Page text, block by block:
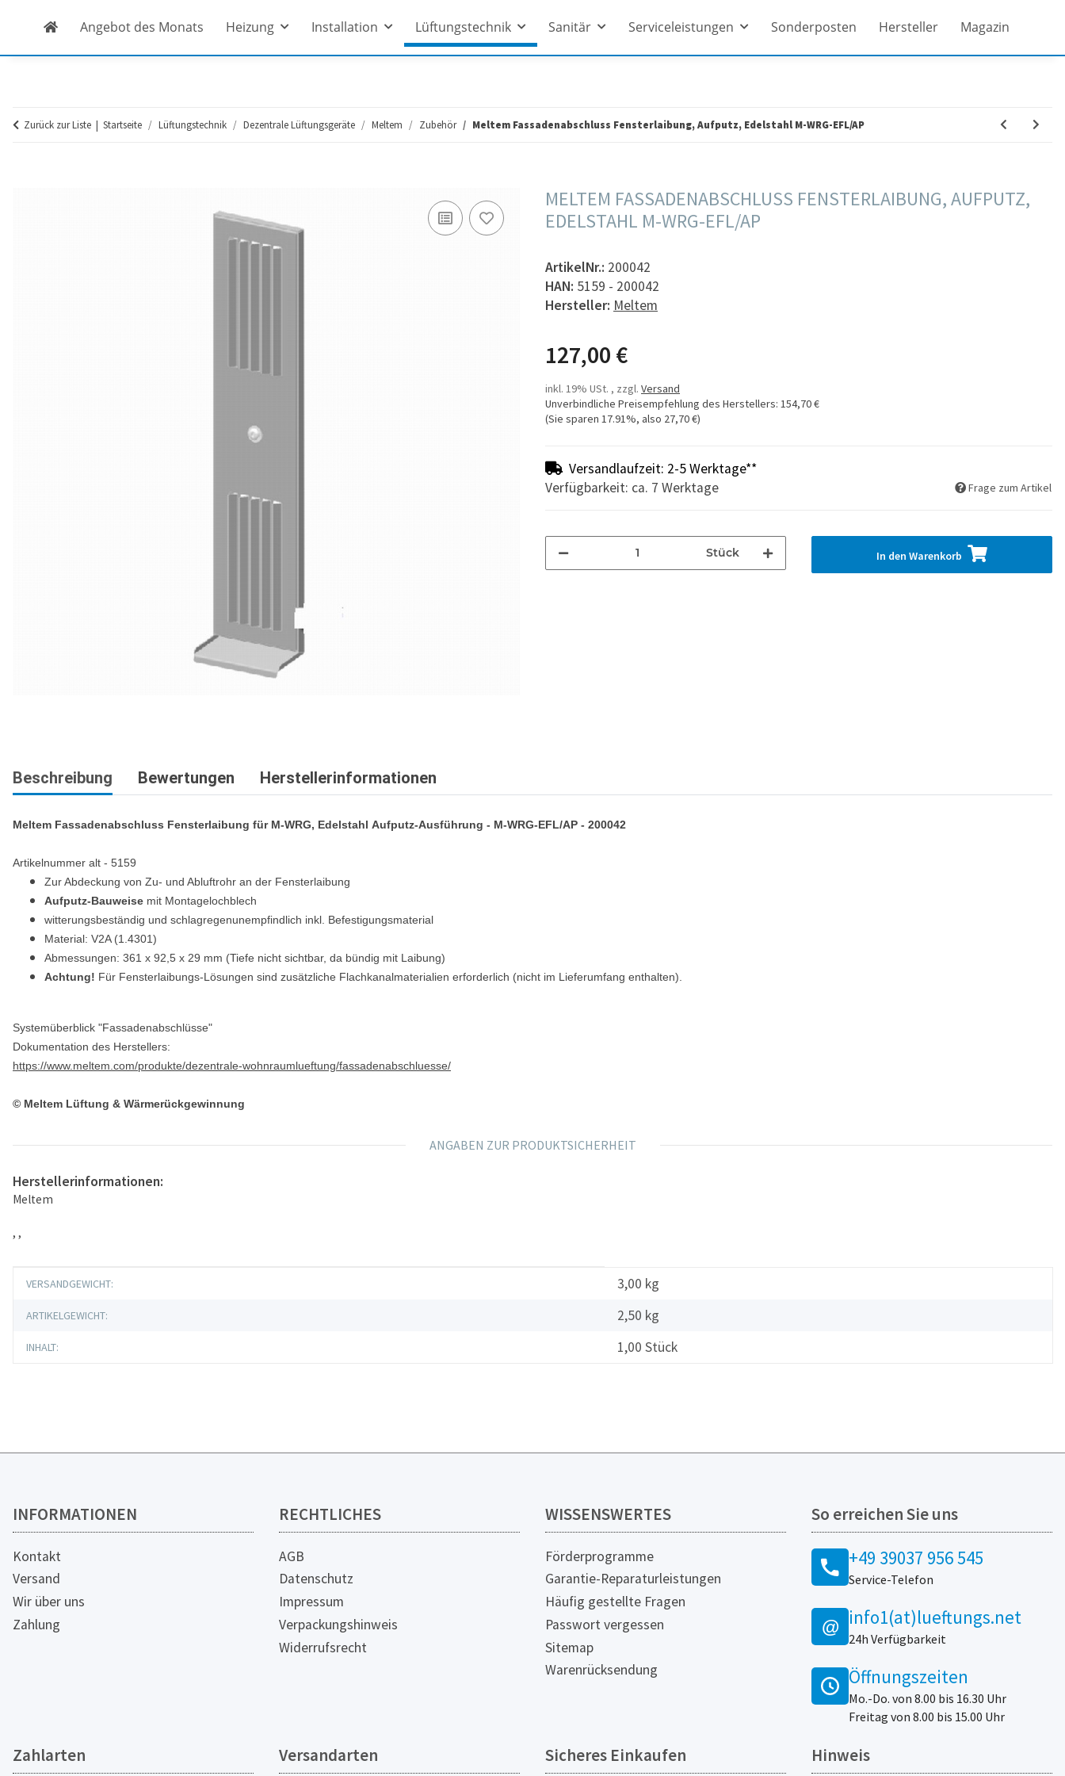
Angebot des Monats Heizung Installation Lüftungstechnik Sanitär Serviceleistungen Sonderposten Hersteller Magazin
Zurück zur Liste Startseite Lüftungstechnik Dezentrale Lüftungsgeräte Meltem Zubehör Meltem Fassadenabschluss Fensterlaibung, Aufputz, Edelstahl M-WRG-EFL/AP
MELTEM FASSADENABSCHLUSS FENSTERLAIBUNG, AUFPUTZ,
EDELSTAHL M-WRG-EFL/AP
ArtikelNr.: 200042
HAN: 5159 - 200042
Hersteller: Meltem
127,00 €
inkl. 19% USt. , zzgl. Versand
Unverbindliche Preisempfehlung des Herstellers: 154,70 €
(Sie sparen 17.91%, also 27,70 €)
Versandlaufzeit: 2-5 Werktage**
Verfügbarkeit: ca. 7 Werktage
Frage zum Artikel
Stück In den Warenkorb
Beschreibung Bewertungen Herstellerinformationen
Meltem Fassadenabschluss Fensterlaibung für M-WRG, Edelstahl Aufputz-Ausführung - M-WRG-EFL/AP - 200042
Artikelnummer alt - 5159
Zur Abdeckung von Zu- und Abluftrohr an der Fensterlaibung
Aufputz-Bauweise mit Montagelochblech
witterungsbeständig und schlagregenunempfindlich inkl. Befestigungsmaterial
Material: V2A (1.4301)
Abmessungen: 361 x 92,5 x 29 mm (Tiefe nicht sichtbar, da bündig mit Laibung)
Achtung! Für Fensterlaibungs-Lösungen sind zusätzliche Flachkanalmaterialien erforderlich (nicht im Lieferumfang enthalten).
Systemüberblick "Fassadenabschlüsse"
Dokumentation des Herstellers:
https://www.meltem.com/produkte/dezentrale-wohnraumlueftung/fassadenabschluesse/
© Meltem Lüftung & Wärmerückgewinnung
ANGABEN ZUR PRODUKTSICHERHEIT
Herstellerinformationen:
Meltem
, ,
Produkteigenschaft
Wert
VERSANDGEWICHT: 3,00 kg
ARTIKELGEWICHT: 2,50 kg
INHALT: 1,00 Stück
INFORMATIONEN
Kontakt
Versand
Wir über uns
Zahlung
RECHTLICHES
AGB
Datenschutz
Impressum
Verpackungshinweis
Widerrufsrecht
WISSENSWERTES
Förderprogramme
Garantie-Reparaturleistungen
Häufig gestellte Fragen
Passwort vergessen
Sitemap
Warenrücksendung
So erreichen Sie uns
+49 39037 956 545
Service-Telefon
@ info1(at)lueftungs.net
24h Verfügbarkeit
Öffnungszeiten
Mo.-Do. von 8.00 bis 16.30 Uhr
Freitag von 8.00 bis 15.00 Uhr
Zahlarten Versandarten Sicheres Einkaufen Hinweis